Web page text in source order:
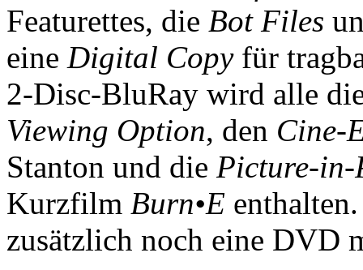
Featurettes, die Bot Files
eine Digital Copyfür
2-Disc-BluRay wird alle
Viewing Option, den Cine-
Stanton und die Picture-in-
Kurzfilm Burn•E
zusätzlich noch eine DVD